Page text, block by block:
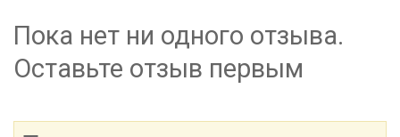
Пока нет ни одного отзыва.
Оставьте отзыв первым